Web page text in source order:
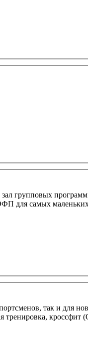
групповых
для самых
так и для
кроссфит